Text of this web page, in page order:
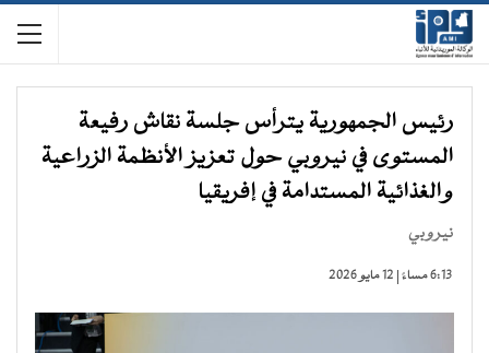
رئيس الجمهورية يترأس جلسة نقاش رفيعة
المستوى في نيروبي حول تعزيز الأنظمة الزراعية
والغذائية المستدامة في إفريقيا
نيروبي
6:13 مساءً | 12 مايو 2026